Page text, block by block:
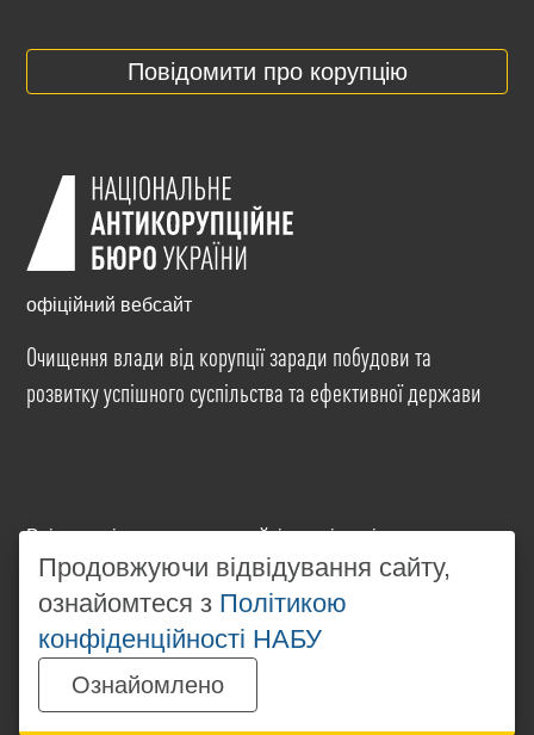
Повідомити про корупцію
офіційний вебсайт
Очищення влади від корупції заради побудови та
розвитку успішного суспільства та ефективної держави
Всі матеріали на цьому сайті розміщені на умовах
ліцензіїCreative Commons Attribution-NonCommercial-
NoDerivatives 4.0 International. Використання будь-
яких матеріалів, розміщених на сайті, дозволяється
за умови посилання наwww.nabu.gov.ua
незалежності від повного або часткового
використання матеріалів.
Продовжуючи відвідування сайту,
ознайомтеся з Політикою
конфіденційності НАБУ
Ознайомлено